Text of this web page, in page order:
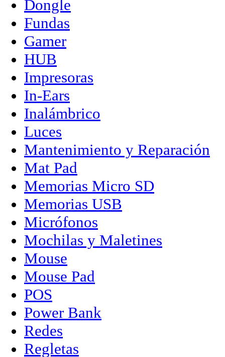
Dongle
Fundas
Gamer
HUB
Impresoras
In-Ears
Inalámbrico
Luces
Mantenimiento y Reparación
Mat Pad
Memorias Micro SD
Memorias USB
Micrófonos
Mochilas y Maletines
Mouse
Mouse Pad
POS
Power Bank
Redes
Regletas